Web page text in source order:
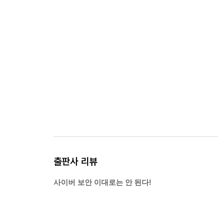
III - 정보 보호 관리를 위한 비밀
45. 위험하다는 것과 중요하다는 것은 같은 말인가?
47. 비행기 추락 사고를 피하는 가장 좋은 방법이
출판사 리뷰
사이버 보안 이대로는 안 된다!